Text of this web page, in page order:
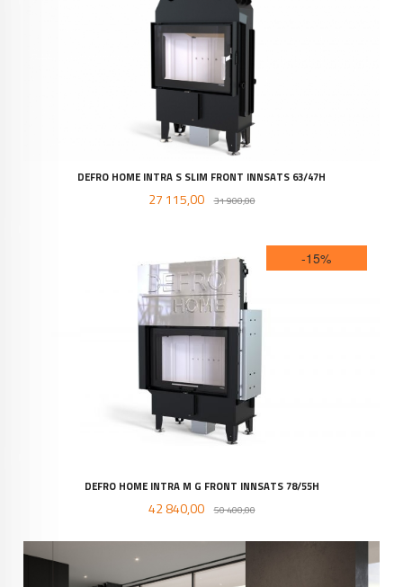
DEFRO HOME INTRA S SLIM FRONT INNSATS 63/47H
Tilbud
27 115,00 31 900,00Rabatt
DEFRO HOME INTRA M G FRONT INNSATS 78/55H
Tilbud
42 840,00 50 400,00Rabatt
-15%